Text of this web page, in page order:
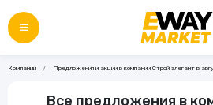
Компании Предложения и акции в компании Строй элегант в
Все предложения в